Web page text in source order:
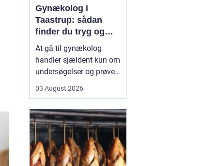
Gynækolog i
Taastrup: sådan
finder du tryg og
professionel hjælp
At gå til gynækolog
handler sjældent kun om
undersøgelser og prøver.
bekymring, usikkerhed
når de skal tale om
intime problemstillinger.
Derfor betyder valget...
03 August 2026